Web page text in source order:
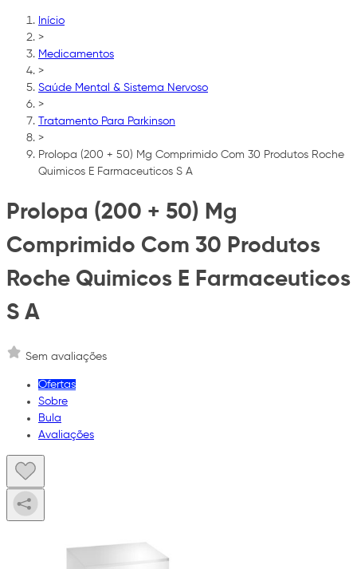
Início
>
Medicamentos
>
Saúde Mental & Sistema Nervoso
>
Tratamento Para Parkinson
>
Prolopa (200 + 50) Mg Comprimido Com 30 Produtos Roche
Quimicos E Farmaceuticos S A
Prolopa (200 + 50) Mg
Comprimido Com 30 Produtos
Roche Quimicos E Farmaceuticos
S A
Sem avaliações
Ofertas
Sobre
Bula
Avaliações